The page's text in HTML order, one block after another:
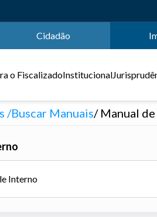
Cidadão
o FiscalizadoInstitucional
Buscar Manuais Manual
Interno